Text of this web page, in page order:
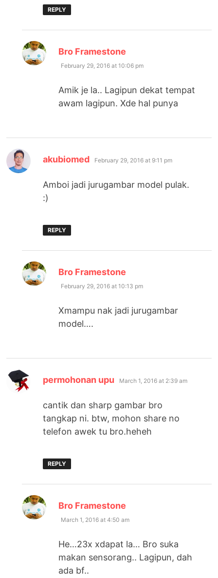
REPLY
Bro Framestone
February 29, 2016 at 10:06 pm
Amik je la.. Lagipun dekat tempat
awam lagipun. Xde hal punya
akubiomed says:
February 29, 2016 at 9:11 pm
Amboi jadi jurugambar model pulak.
:)
REPLY
Bro Framestone
February 29, 2016 at 10:13 pm
Xmampu nak jadi jurugambar
model….
permohonan upu says:
March 1, 2016 at 2:39 am
cantik dan sharp gambar bro
tangkap ni. btw, mohon share no
telefon awek tu bro.heheh
REPLY
Bro Framestone
March 1, 2016 at 4:50 am
He…23x xdapat la… Bro suka
makan sensorang.. Lagipun, dah
ada bf..